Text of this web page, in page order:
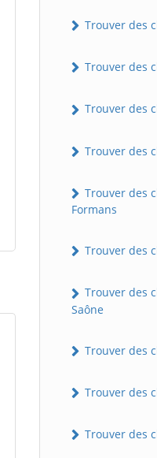
Trouver des
Trouver des
Trouver des
Trouver des
Trouver des
Formans
Trouver des
Trouver des
Saône
Trouver des
Trouver des
Trouver des